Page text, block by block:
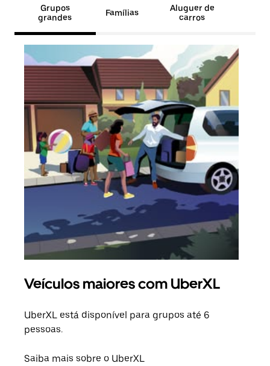
Grupos
grandes
Famílias
Aluguer de
carros
Veículos maiores com UberXL
UberXL está disponível para grupos até 6
pessoas.
Saiba mais sobre o UberXL